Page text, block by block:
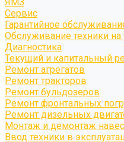
Сервис
Гарантийное
Обслуживание техники на
Диагностика
Текущий и капитальный
Ремонт агрегатов
Ремонт тракторов
Ремонт бульдозеров
Ремонт фронтальных
Ремонт дизельных
Монтаж и демонтаж
Ввод техники в